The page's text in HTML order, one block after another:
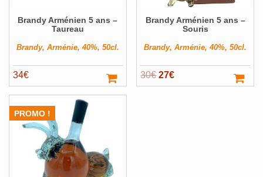
Brandy Arménien 5 ans –
Taureau
Brandy, Arménie, 40%, 50cl.
34€
Brandy Arménien 5 ans –
Souris
Brandy, Arménie, 40%, 50cl.
30€ Le
prix
27€Le
prix
PROMO !